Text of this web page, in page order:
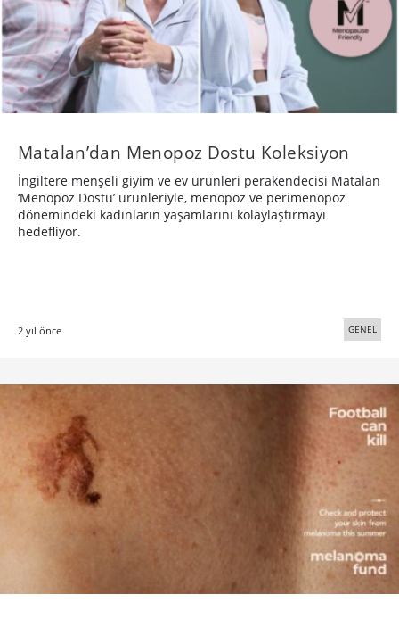
Matalan’dan Menopoz Dostu Koleksiyon
İngiltere menşeli giyim ve ev ürünleri perakendecisi Matalan
‘Menopoz Dostu’ ürünleriyle, menopoz ve perimenopoz
dönemindeki kadınların yaşamlarını kolaylaştırmayı
hedefliyor.
2 yıl önce GENEL